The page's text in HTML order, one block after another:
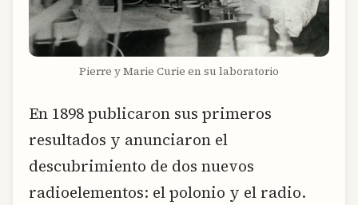
Pierre y Marie Curie en su laboratorio
En 1898 publicaron sus primeros
resultados y anunciaron el
descubrimiento de dos nuevos
radioelementos: el polonio y el radio.